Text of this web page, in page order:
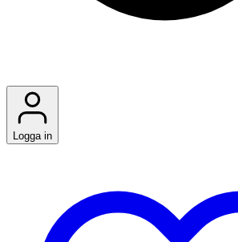
Logga in